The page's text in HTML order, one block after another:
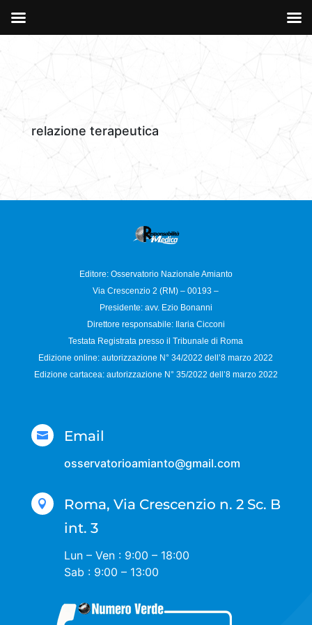
relazione terapeutica
Editore: Osservatorio Nazionale Amianto
Via Crescenzio 2 (RM) – 00193 –
Presidente: avv. Ezio Bonanni
Direttore responsabile:
Ilaria Cicconi
Testata Registrata presso il Tribunale di Roma
Edizione online: autorizzazione N°34/2022 dell’8 marzo 2022
Edizione cartacea: autorizzazione N° 35/2022 dell’8 marzo 2022
 Email
osservatorioamianto@gmail.com

Roma, Via Crescenzio n. 2 Sc. B
int. 3
Lun – Ven : 9:00 – 18:00
Sab : 9:00 – 13:00